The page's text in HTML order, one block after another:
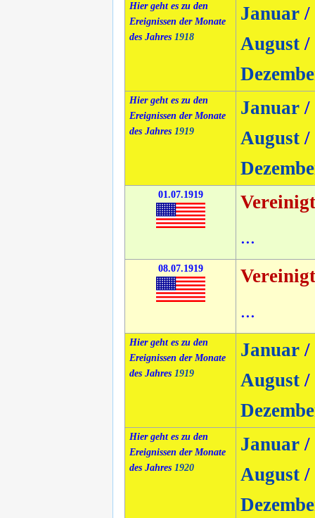
Hier geht es zu den
Ereignissen der Monate
des Jahres 1918
Januar/
August/
Hier geht es zu den
Ereignissen der Monate
des Jahres 1919
Januar/
August/
01.07.1919
...
08.07.1919
...
Hier geht es zu den
Ereignissen der Monate
des Jahres 1919
Januar/
August/
Hier geht es zu den
Ereignissen der Monate
des Jahres 1920
Januar/
August/